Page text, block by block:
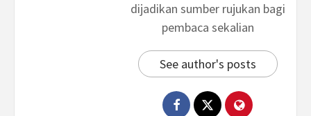
dijadikan sumber rujukan bagi
pembaca sekalian
See author's posts